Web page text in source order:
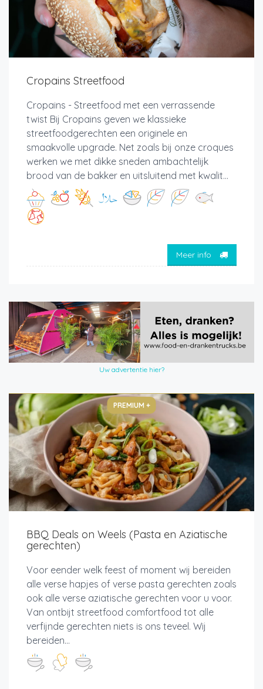
Cropains Streetfood
Cropains - Streetfood met een verrassende
twist Bij Cropains geven we klassieke
streetfoodgerechten een originele en
smaakvolle upgrade. Net zoals bij onze croques
werken we met dikke sneden ambachtelijk
brood van de bakker en uitsluitend met kwalit...
Meer info
Uw advertentie hier?
PREMIUM +
BBQ Deals on Weels (Pasta en Aziatische
gerechten)
Voor eender welk feest of moment wij bereiden
alle verse hapjes of verse pasta gerechten zoals
ook alle verse aziatische gerechten voor u voor.
Van ontbijt streetfood comfortfood tot alle
verfijnde gerechten niets is ons teveel. Wij
bereiden...